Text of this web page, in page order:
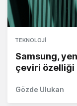
TEKNOLOJI
Samsung,
çeviri
Gözde Ulukan